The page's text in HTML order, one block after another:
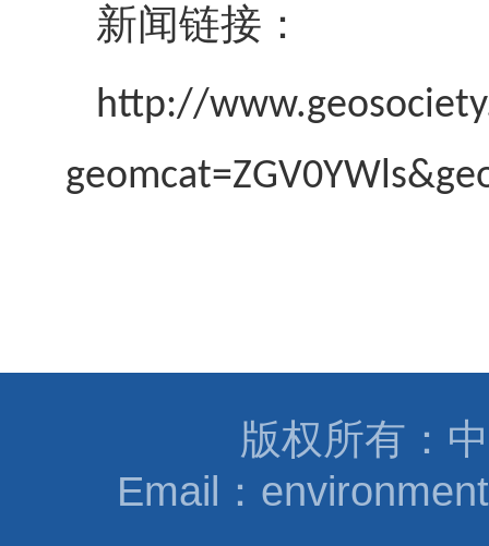
新闻链接：
http://
版权所有：
Email：